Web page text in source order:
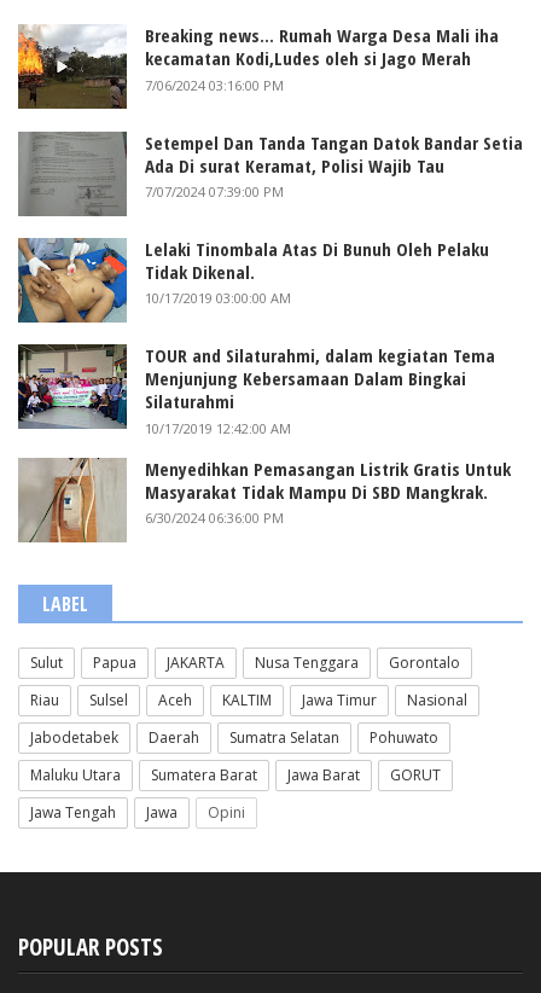
Breaking news... Rumah Warga Desa Mali iha
kecamatan Kodi,Ludes oleh si Jago Merah
7/06/2024 03:16:00 PM
Setempel Dan Tanda Tangan Datok Bandar Setia
Ada Di surat Keramat, Polisi Wajib Tau
7/07/2024 07:39:00 PM
Lelaki Tinombala Atas Di Bunuh Oleh Pelaku
Tidak Dikenal.
10/17/2019 03:00:00 AM
TOUR and Silaturahmi, dalam kegiatan Tema
Menjunjung Kebersamaan Dalam Bingkai
Silaturahmi
10/17/2019 12:42:00 AM
Menyedihkan Pemasangan Listrik Gratis Untuk
Masyarakat Tidak Mampu Di SBD Mangkrak.
6/30/2024 06:36:00 PM
LABEL
Sulut Papua JAKARTA Nusa Tenggara
Gorontalo
Riau
Sulsel Aceh KALTIM Jawa Timur
Nasional
Jabodetabek
Daerah Sumatra Selatan
Pohuwato
Maluku Utara
Sumatera Barat Jawa Barat
GORUT
Jawa Tengah
Jawa Opini
POPULAR POSTS